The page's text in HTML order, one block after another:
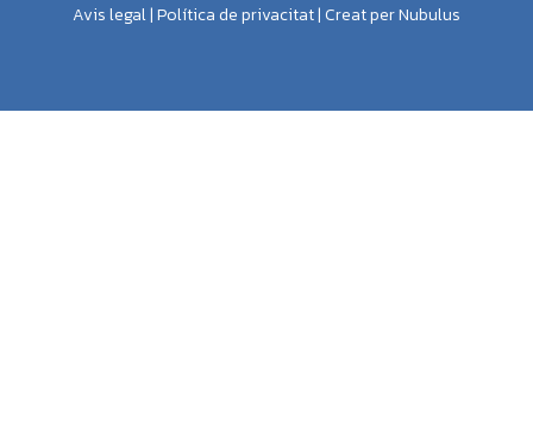
Avis legal|Política de privacitat|Creat per Nubulus